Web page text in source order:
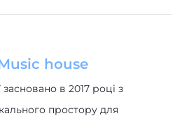
простору для
професіоналів. Це було